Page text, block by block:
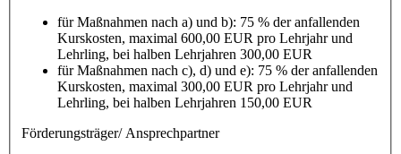
für Maßnahmen nach a) und b): 75 % der anfallenden
Kurskosten, maximal 600,00 EUR pro Lehrjahr und
Lehrling, bei halben Lehrjahren 300,00 EUR
für Maßnahmen nach c), d) und e): 75 % der anfallenden
Kurskosten, maximal 300,00 EUR pro Lehrjahr und
Lehrling, bei halben Lehrjahren 150,00 EUR
Förderungsträger/ Ansprechpartner